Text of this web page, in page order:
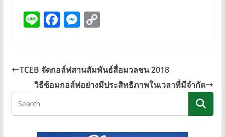
Li F
b
o
o
k
M
e
n
g
er
C
y
Li
n
k
TCEB จัดกอล์ฟสานสัมพันธ์สื่อมวลชน 2018
วิธีซ้อมกอล์ฟอย่างมีประสิทธิภาพในเวลาที่มีจำกัด